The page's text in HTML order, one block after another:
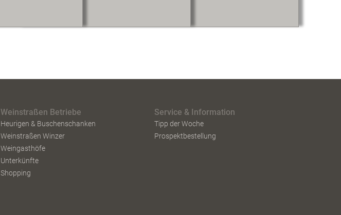
Weinstraßen Betriebe
Heurigen & Buschenschanken
Weinstraßen Winzer
Weingasthöfe
Unterkünfte
Shopping
Service & Information
Tipp der Woche
Prospektbestellung